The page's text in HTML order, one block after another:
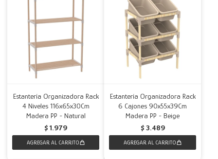
Estantería Organizadora Rack
4 Niveles 116x65x30Cm
Madera PP - Natural
$ 1.979
Estantería Organizadora Rack
6 Cajones 90x55x39Cm
Madera PP - Beige
$ 3.489